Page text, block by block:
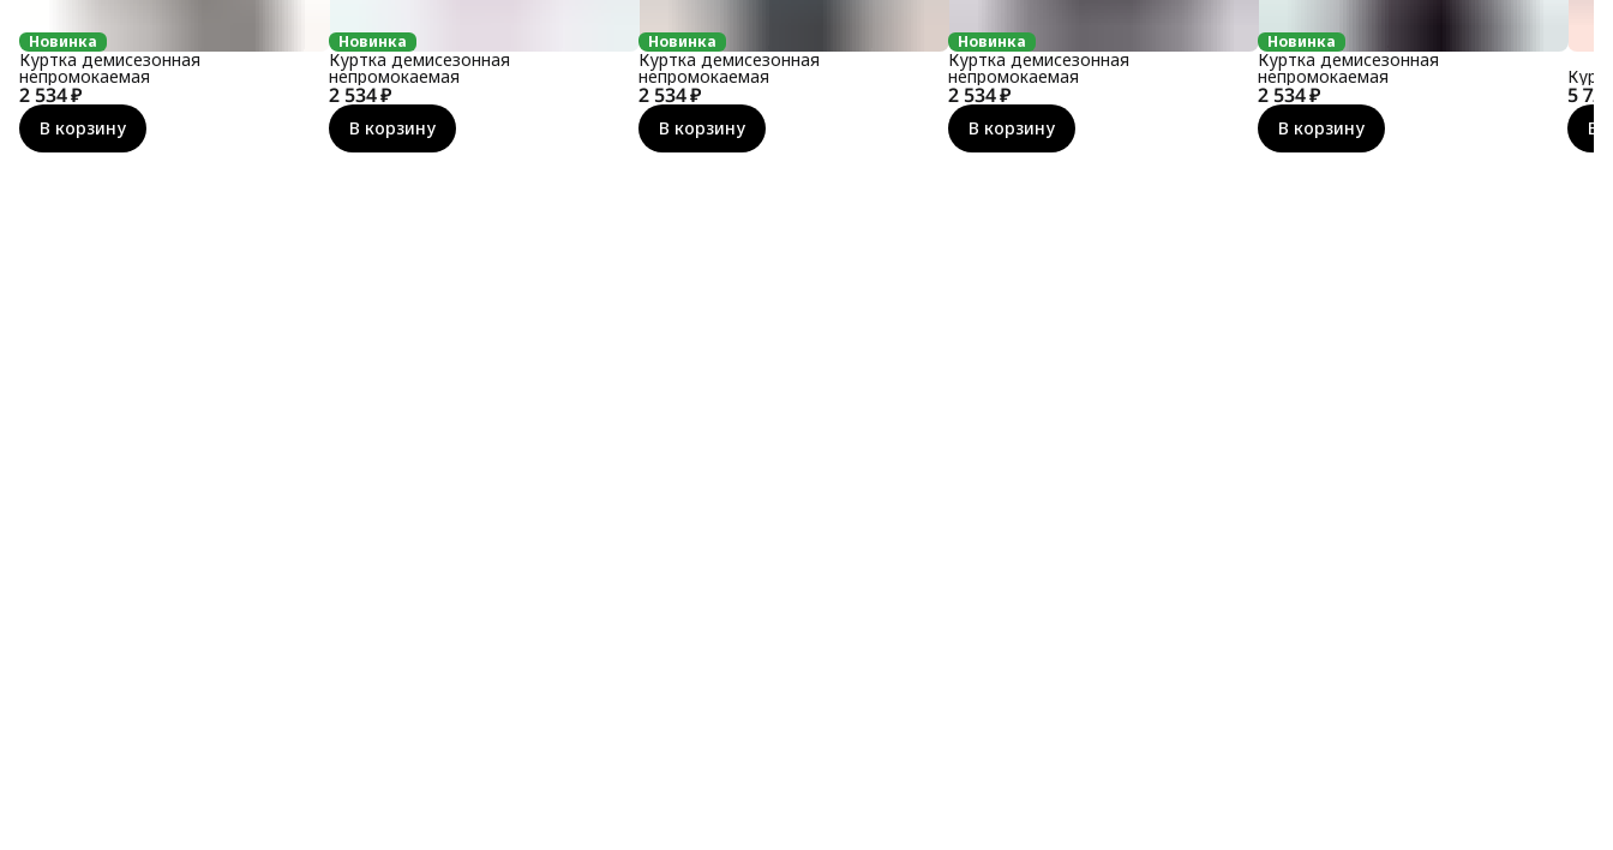
Новинка
2 534 ₽
Куртка демисезонная
непромокаемая
В корзину
Новинка
2 534 ₽
Куртка демисезонная
непромокаемая
В корзину
Новинка
2 534 ₽
Куртка демисезонная
непромокаемая
В корзину
Новинка
2 534 ₽
Куртка демисезонная
непромокаемая
В корзину
Новинка
2 534 ₽
Куртка демисезонная
непромокаемая
В корзину
5
В